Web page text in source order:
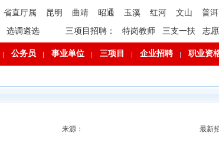
省直厅属 昆明 曲靖 昭通 玉溪 红河 文山 普洱
选调遴选 三项目招聘： 特岗教师 三支一扶 志
公务员 事业单位 三项目 企业招聘 职业资
来源： 最新